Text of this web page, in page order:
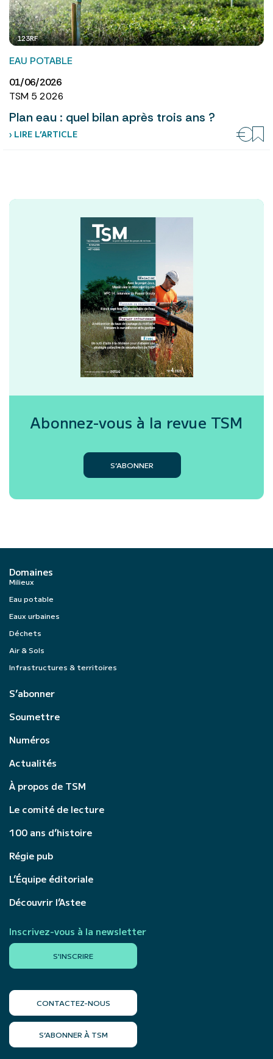
123RF
EAU POTABLE
01/06/2026
TSM 5 2026
Plan eau : quel bilan après trois ans ?
› LIRE L’ARTICLE
Abonnez-vous à la revue TSM
S’ABONNER
Domaines
Milieux
Eau potable
Eaux urbaines
Déchets
Air & Sols
Infrastructures & territoires
S’abonner
Soumettre
Numéros
Actualités
À propos de TSM
Le comité de lecture
100 ans d’histoire
Régie pub
L’Équipe éditoriale
Découvrir l’Astee
Inscrivez-vous à la newsletter
S'INSCRIRE
CONTACTEZ-NOUS
S’ABONNER À TSM